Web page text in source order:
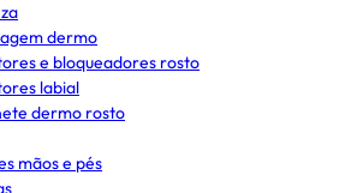
dermo
e bloqueadores rosto
labial
dermo rosto
mãos e pés